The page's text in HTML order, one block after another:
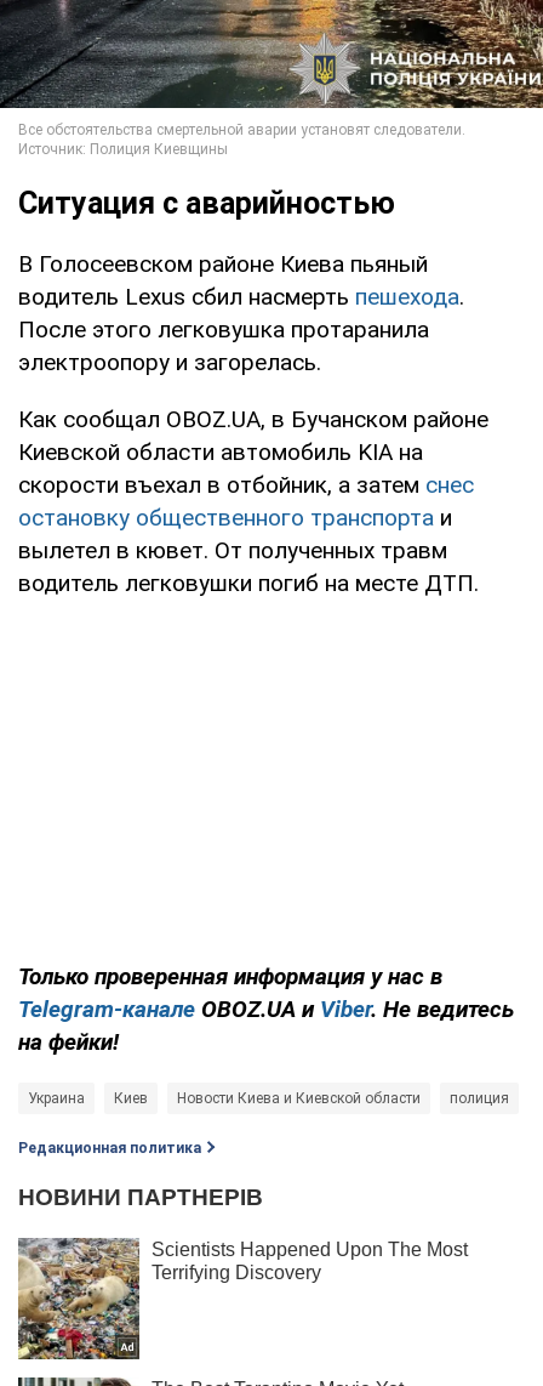
Ситуация с аварийностью
В Голосеевском районе Киева пьяный
водитель Lexus сбил насмерть пешехода.
После этого легковушка протаранила
электроопору и загорелась.
Как сообщал OBOZ.UA, в Бучанском районе
Киевской области автомобиль KIA на
скорости въехал в отбойник, а затем снес
остановку общественного транспорта и
вылетел в кювет. От полученных травм
водитель легковушки погиб на месте ДТП.
Только проверенная информация у нас в
Telegram-канале OBOZ.UA и Viber. Не ведитесь
на фейки!
Украина Киев Новости Киева и Киевской области полиция
Редакционная политика